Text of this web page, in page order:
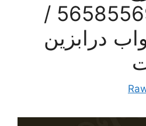
اليرموك / 56585569 /
درابزين